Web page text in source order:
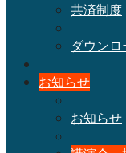
共済制度
ダウンロ
お知らせ
お知らせ